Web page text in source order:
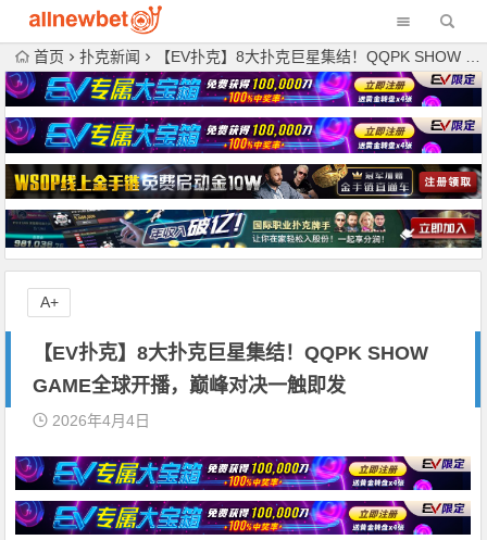
首页 扑克新闻 【EV扑克】8大扑克巨星集结！QQPK SHOW GAME全球开播，巅峰对决一触即发
【EV扑克】8大扑克巨星集结！QQPK SHOW
GAME全球开播，巅峰对决一触即发
2026年4月4日
A+